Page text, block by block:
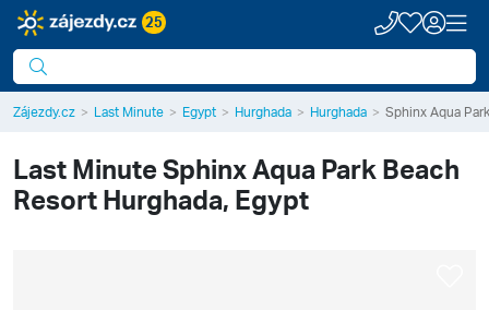
25
Zájezdy.cz Last Minute Egypt Hurghada Hurghada Sphinx Aqua
Last MinuteSphinx Aqua Park Beach
ResortHurghada, Egypt